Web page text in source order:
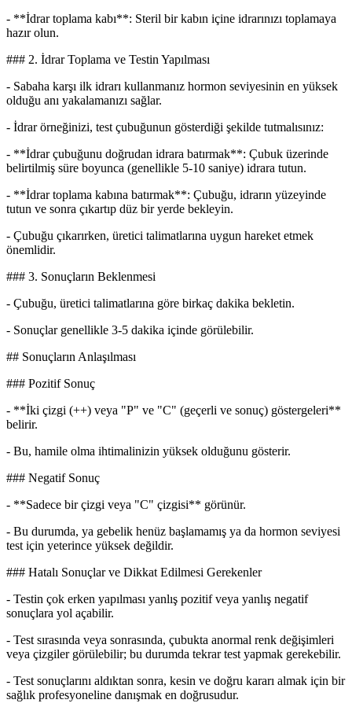
- **İdrar toplama kabı**: Steril bir kabın içine idrarınızı toplamaya
hazır olun.
### 2. İdrar Toplama ve Testin Yapılması
- Sabaha karşı ilk idrarı kullanmanız hormon seviyesinin en yüksek
olduğu anı yakalamanızı sağlar.
- İdrar örneğinizi, test çubuğunun gösterdiği şekilde tutmalısınız:
- **İdrar çubuğunu doğrudan idrara batırmak**: Çubuk üzerinde
belirtilmiş süre boyunca (genellikle 5-10 saniye) idrara tutun.
- **İdrar toplama kabına batırmak**: Çubuğu, idrarın yüzeyinde
tutun ve sonra çıkartıp düz bir yerde bekleyin.
- Çubuğu çıkarırken, üretici talimatlarına uygun hareket etmek
önemlidir.
### 3. Sonuçların Beklenmesi
- Çubuğu, üretici talimatlarına göre birkaç dakika bekletin.
- Sonuçlar genellikle 3-5 dakika içinde görülebilir.
## Sonuçların Anlaşılması
### Pozitif Sonuç
- **İki çizgi (++) veya "P" ve "C" (geçerli ve sonuç) göstergeleri**
belirir.
- Bu, hamile olma ihtimalinizin yüksek olduğunu gösterir.
### Negatif Sonuç
- **Sadece bir çizgi veya "C" çizgisi** görünür.
- Bu durumda, ya gebelik henüz başlamamış ya da hormon seviyesi
test için yeterince yüksek değildir.
### Hatalı Sonuçlar ve Dikkat Edilmesi Gerekenler
- Testin çok erken yapılması yanlış pozitif veya yanlış negatif
sonuçlara yol açabilir.
- Test sırasında veya sonrasında, çubukta anormal renk değişimleri
veya çizgiler görülebilir; bu durumda tekrar test yapmak gerekebilir.
- Test sonuçlarını aldıktan sonra, kesin ve doğru kararı almak için bir
sağlık profesyoneline danışmak en doğrusudur.